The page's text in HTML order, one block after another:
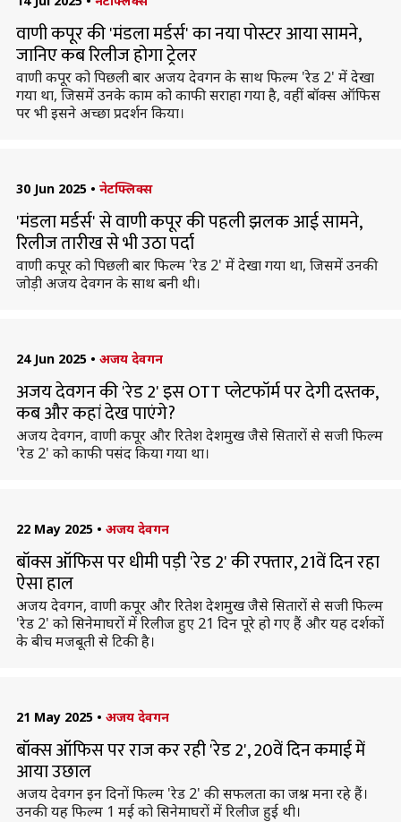
वाणी कपूर की 'मंडला मर्डर्स' का नया पोस्टर आया सामने,
जानिए कब रिलीज होगा ट्रेलर
वाणी कपूर को पिछली बार अजय देवगन के साथ फिल्म 'रेड 2' में देखा
गया था, जिसमें उनके काम को काफी सराहा गया है, वहीं बॉक्स ऑफिस
पर भी इसने अच्छा प्रदर्शन किया।
30 Jun 2025 • नेटफ्लिक्स
'मंडला मर्डर्स' से वाणी कपूर की पहली झलक आई सामने,
रिलीज तारीख से भी उठा पर्दा
वाणी कपूर को पिछली बार फिल्म 'रेड 2' में देखा गया था, जिसमें उनकी
जोड़ी अजय देवगन के साथ बनी थी।
24 Jun 2025 • अजय देवगन
अजय देवगन की 'रेड 2' इस OTT प्लेटफॉर्म पर देगी दस्तक,
कब और कहां देख पाएंगे?
अजय देवगन, वाणी कपूर और रितेश देशमुख जैसे सितारों से सजी फिल्म
'रेड 2' को काफी पसंद किया गया था।
22 May 2025 • अजय देवगन
बॉक्स ऑफिस पर धीमी पड़ी 'रेड 2' की रफ्तार, 21वें दिन रहा
ऐसा हाल
अजय देवगन, वाणी कपूर और रितेश देशमुख जैसे सितारों से सजी फिल्म
'रेड 2' को सिनेमाघरों में रिलीज हुए 21 दिन पूरे हो गए हैं और यह दर्शकों
के बीच मजबूती से टिकी है।
21 May 2025 • अजय देवगन
बॉक्स ऑफिस पर राज कर रही 'रेड 2', 20वें दिन कमाई में
आया उछाल
अजय देवगन इन दिनों फिल्म 'रेड 2' की सफलता का जश्न मना रहे हैं।
उनकी यह फिल्म 1 मई को सिनेमाघरों में रिलीज हुई थी।